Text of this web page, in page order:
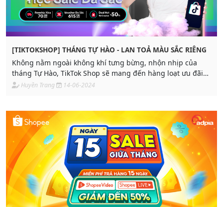
[TIKTOKSHOP] THÁNG TỰ HÀO - LAN TOẢ MÀU SẮC RIÊNG
Không nằm ngoài không khí tưng bừng, nhộn nhịp của
tháng Tự Hào, TikTok Shop sẽ mang đến hàng loạt ưu đãi
cực hấp dẫn thông qua sự kiện Sale Giữa Tháng - Tiệc Sale
Huyền Trang 14-06-2024